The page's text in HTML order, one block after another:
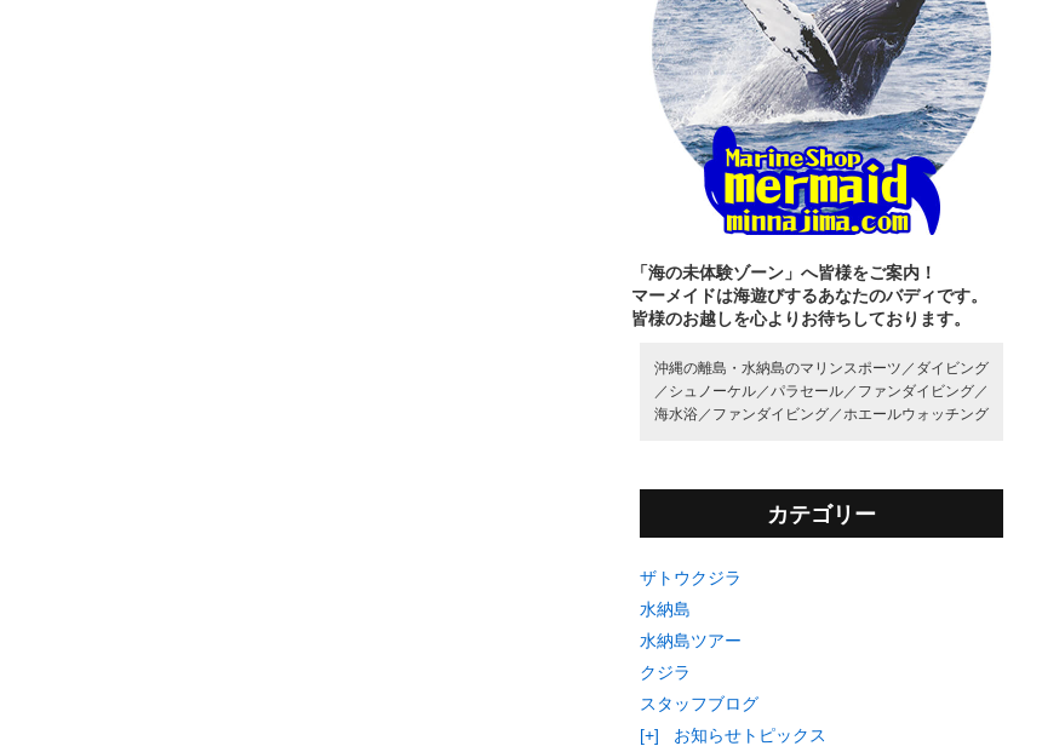
「海の未体験ゾーン」へ皆様をご案内！
マーメイドは海遊びするあなたのバディです。
皆様のお越しを心よりお待ちしております。
沖縄の離島・水納島のマリンスポーツ／ ダイビング
／ シュノーケル／ パラセール／ ファンダイビング／
海水浴／ ファンダイビング／ ホエールウォッチング
カテゴリー
ザトウクジラ
水納島
水納島ツアー
クジラ
スタッフブログ
[+]
お知らせトピックス